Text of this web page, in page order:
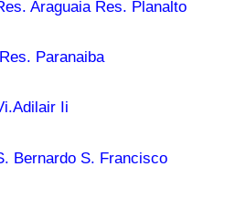
Araguaia Res. Planalto
Paranaiba
Ii
Bernardo S. Francisco